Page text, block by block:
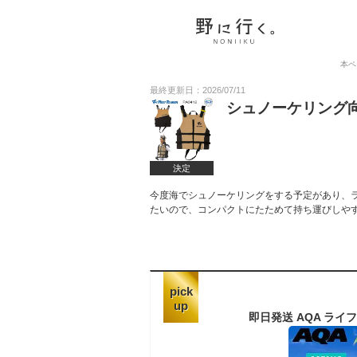
本
最終更新日：2026/07/11
決定
シュノーケリング
今度海でシュノーケリングをする予定があり
たいので、コンパクトにたためて持ち運びし
pick
up